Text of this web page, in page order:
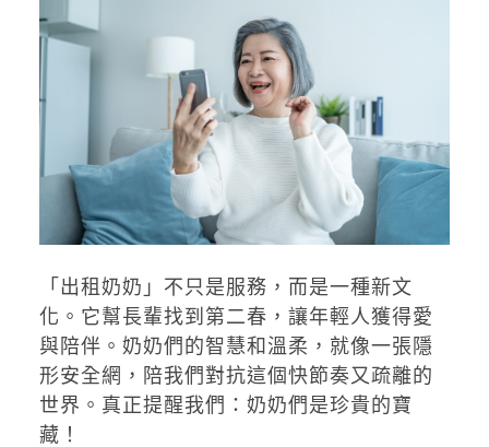
「出租奶奶」不只是服務，而是一種新文
化。它幫長輩找到第二春，讓年輕人獲得愛
與陪伴。奶奶們的智慧和溫柔，就像一張隱
形安全網，陪我們對抗這個快節奏又疏離的
世界。真正提醒我們：奶奶們是珍貴的寶
藏！